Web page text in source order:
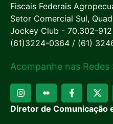
Fiscais Federais
Setor Comercial Sul,
Jockey Club - 70.302-
(61)3224-0364 / (61)
Acompanhe nas Redes
Diretor de Comunicação